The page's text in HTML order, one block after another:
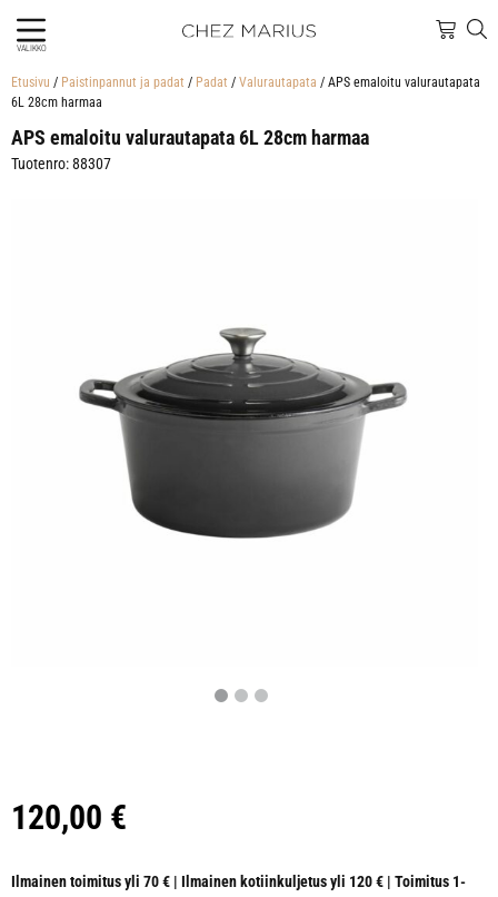
VALIKKO
Etusivu / Paistinpannut ja padat / Padat / Valurautapata / APS emaloitu valurautapata
6L 28cm harmaa
APS emaloitu valurautapata 6L 28cm harmaa
Tuotenro: 88307
120,00 €
Ilmainen toimitus yli 70 € | Ilmainen kotiinkuljetus yli 120 € | Toimitus 1-